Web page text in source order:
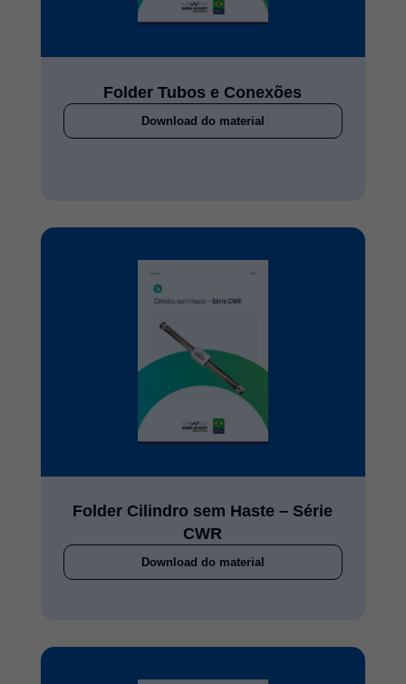
Folder Tubos e Conexões
Download do material
Folder Cilindro sem Haste – Série
CWR
Download do material